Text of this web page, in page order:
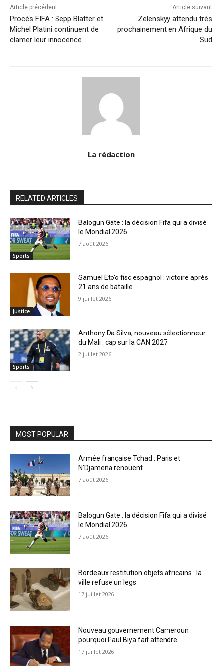
Article précédent
Procès FIFA : Sepp Blatter et
Michel Platini continuent de
clamer leur innocence
Article suivant
Zelenskyy attendu très
prochainement en Afrique du
Sud
La rédaction
RELATED ARTICLES
Sports
Balogun Gate : la décision Fifa qui a divisé
le Mondial 2026
7 août 2026
Justice
Samuel Eto’o fisc espagnol : victoire après
21 ans de bataille
9 juillet 2026
Sports
Anthony Da Silva, nouveau sélectionneur
du Mali : cap sur la CAN 2027
2 juillet 2026
MOST POPULAR
Armée française Tchad : Paris et
N’Djamena renouent
7 août 2026
Balogun Gate : la décision Fifa qui a divisé
le Mondial 2026
7 août 2026
Bordeaux restitution objets africains : la
ville refuse un legs
17 juillet 2026
Nouveau gouvernement Cameroun :
pourquoi Paul Biya fait attendre
17 juillet 2026